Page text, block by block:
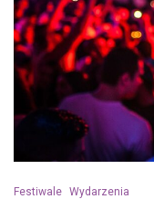
Festiwale Wydarzenia